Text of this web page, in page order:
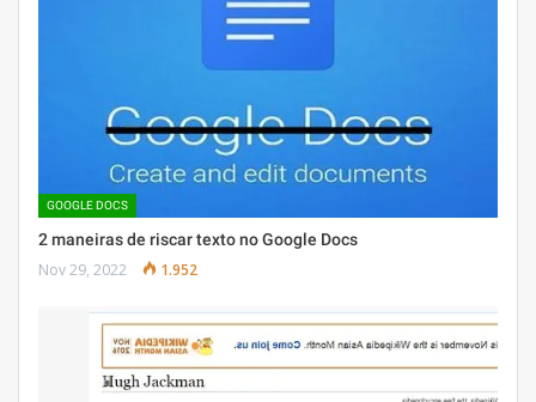
GOOGLE DOCS
2 maneiras de riscar texto no Google Docs
Nov 29, 2022 1.952